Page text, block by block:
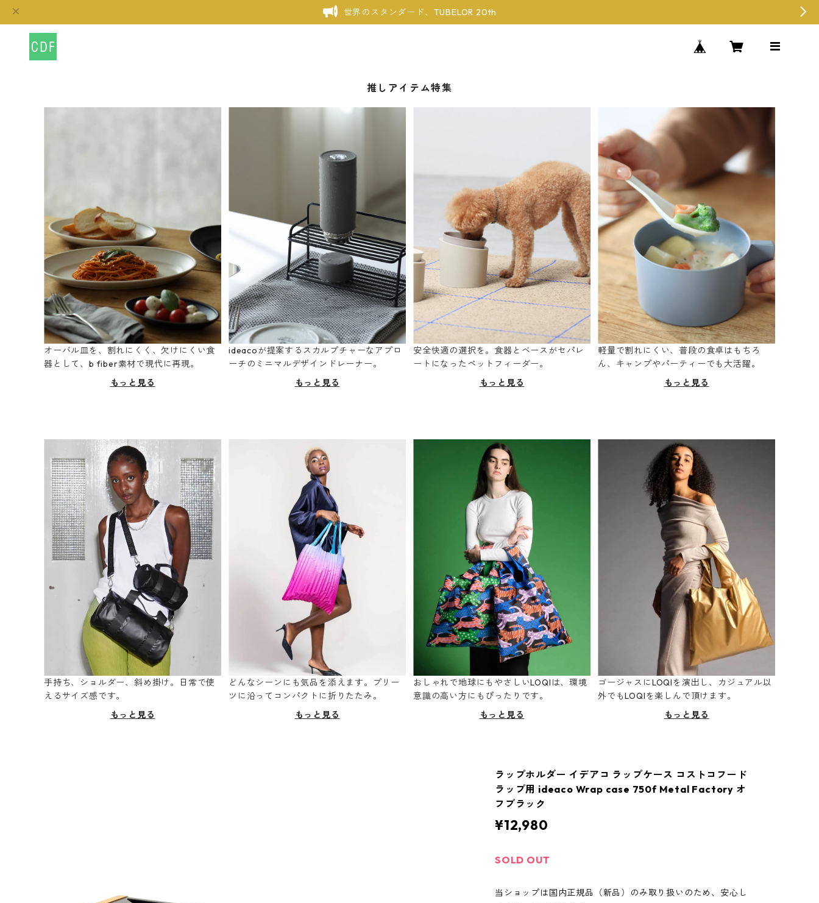
世界のスタンダード、TUBELOR 20th
推しアイテム特集
オーバル皿を、割れにくく、欠けにくい食
器として、b fiber素材で現代に再現。
もっと見る
ideacoが提案するスカルプチャーなアプロ
ーチのミニマルデザインドレーナー。
もっと見る
安全快適の選択を。食器とベースがセパレ
ートになったペットフィーダー。
もっと見る
軽量で割れにくい、普段の食卓はもちろ
ん、キャンプやパーティーでも大活躍。
もっと見る
手持ち、ショルダー、斜め掛け。日常で使
えるサイズ感です。
もっと見る
どんなシーンにも気品を添えます。プリー
ツに沿ってコンパクトに折りたたみ。
もっと見る
おしゃれで地球にもやさしいLOQIは、環境
意識の高い方にもぴったりです。
もっと見る
ゴージャスにLOQIを演出し、カジュアル以
外でもLOQIを楽しんで頂けます。
もっと見る
ラップホルダー イデアコ ラップケース コストコフード
ラップ用 ideaco Wrap case 750f Metal Factory オ
フブラック
¥12,980
SOLD OUT
当ショップは国内正規品（新品）のみ取り扱いのため、安心し